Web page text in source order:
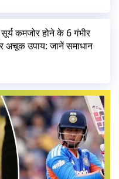
कमजोर होने के 6 गंभीर
उपाय: जानें समाधान